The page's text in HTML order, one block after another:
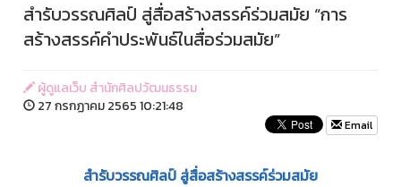
สำรับวรรณศิลป์ สู่สื่อสร้างสรรค์ร่วมสมัย “การ
สร้างสรรค์คำประพันธ์ในสื่อร่วมสมัย”
ผู้ดูแลเว็บ สำนักศิลปวัฒนธรรม
27 กรกฏาคม 2565 10:21:48
Email
สำรับวรรณศิลป์ สู่สื่อสร้างสรรค์ร่วมสมัย